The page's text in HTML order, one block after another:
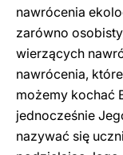
nawrócenia
zarówno
wierzących
nawrócenia,
możemy kochać
jednocześnie
nazywać się